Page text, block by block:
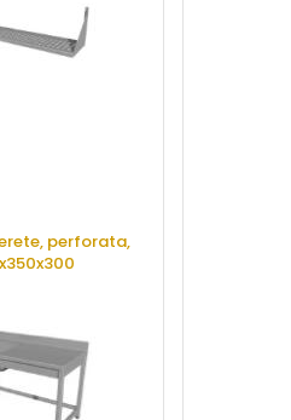
perforata,